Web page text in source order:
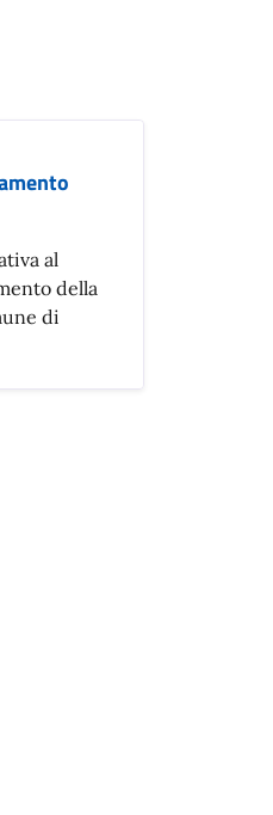
al
della
di